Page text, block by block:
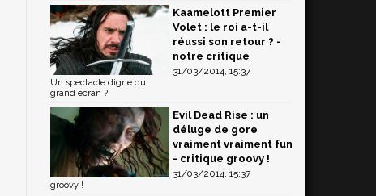
Kaamelott Premier
Volet : le roi a-t-il
réussi son retour ? -
notre critique
31/03/2014, 15:37
Un spectacle digne du
grand écran ?
Evil Dead Rise : un
déluge de gore
vraiment vraiment fun
- critique groovy !
31/03/2014, 15:37
groovy !